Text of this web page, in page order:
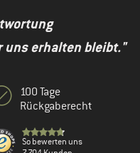
uns erhalten bleibt."
100 Tage
Rückgaberecht
So bewerten uns